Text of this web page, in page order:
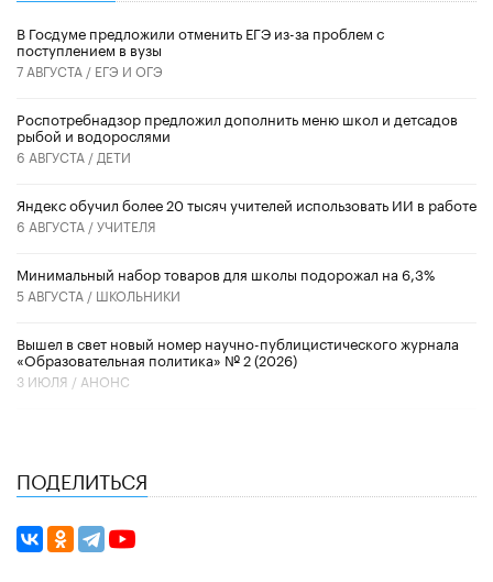
В Госдуме предложили отменить ЕГЭ из-за проблем с
поступлением в вузы
7 АВГУСТА / ЕГЭ И ОГЭ
Роспотребнадзор предложил дополнить меню школ и детсадов
рыбой и водорослями
6 АВГУСТА / ДЕТИ
​Яндекс обучил более 20 тысяч учителей использовать ИИ в работе
6 АВГУСТА /УЧИТЕЛЯ
Минимальный набор товаров для школы подорожал на 6,3%
5 АВГУСТА / ШКОЛЬНИКИ
Вышел в свет новый номер научно-публицистического журнала
«Образовательная политика» № 2 (2026)
3 ИЮЛЯ / АНОНС
ПОДЕЛИТЬСЯ